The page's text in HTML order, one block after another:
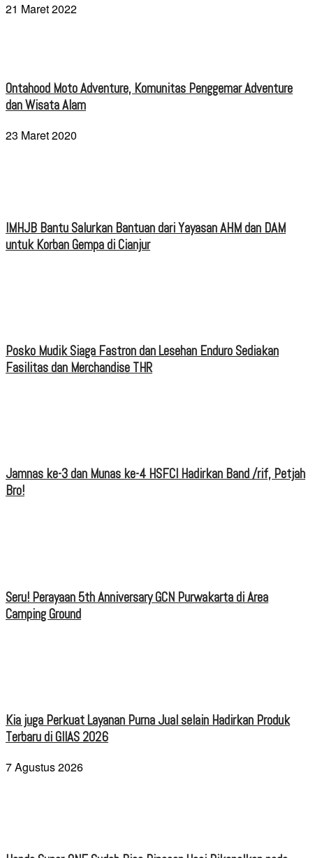
21 Maret 2022
Ontahood Moto Adventure, Komunitas Penggemar Adventure
dan Wisata Alam
23 Maret 2020
IMHJB Bantu Salurkan Bantuan dari Yayasan AHM dan DAM
untuk Korban Gempa di Cianjur
Posko Mudik Siaga Fastron dan Lesehan Enduro Sediakan
Fasilitas dan Merchandise THR
Jamnas ke-3 dan Munas ke-4 HSFCI Hadirkan Band /rif, Petjah
Bro!
Seru! Perayaan 5th Anniversary GCN Purwakarta di Area
Camping Ground
Kia juga Perkuat Layanan Purna Jual selain Hadirkan Produk
Terbaru di GIIAS 2026
7 Agustus 2026